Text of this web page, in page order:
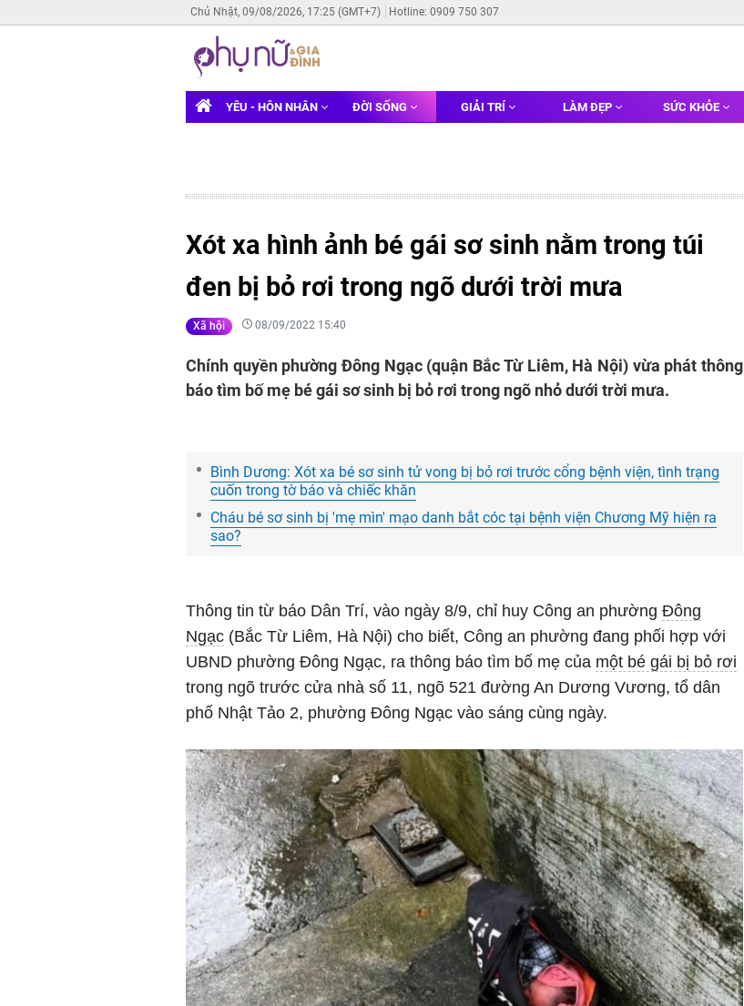
Chủ Nhật, 09/08/2026, 17:25 (GMT+7) Hotline: 0909 750 307
YÊU - HÔN NHÂN ĐỜI SỐNG GIẢI TRÍ LÀM ĐẸP SỨC KHỎE
Xót xa hình ảnh bé gái sơ sinh nằm trong túi
đen bị bỏ rơi trong ngõ dưới trời mưa
Xã hội 08/09/2022 15:40
Chính quyền phường Đông Ngạc (quận Bắc Từ Liêm, Hà Nội) vừa phát thông
báo tìm bố mẹ bé gái sơ sinh bị bỏ rơi trong ngõ nhỏ dưới trời mưa.
Bình Dương: Xót xa bé sơ sinh tử vong bị bỏ rơi trước cổng bệnh viện, tình trạng
cuốn trong tờ báo và chiếc khăn
Cháu bé sơ sinh bị 'mẹ mìn' mạo danh bắt cóc tại bệnh viện Chương Mỹ hiện ra
sao?
Thông tin từ báo Dân Trí, vào ngày 8/9, chỉ huy Công an phường Đông
Ngạc (Bắc Từ Liêm, Hà Nội) cho biết, Công an phường đang phối hợp với
UBND phường Đông Ngạc, ra thông báo tìm bố mẹ của một bé gái bị bỏ rơi
trong ngõ trước cửa nhà số 11, ngõ 521 đường An Dương Vương, tổ dân
phố Nhật Tảo 2, phường Đông Ngạc vào sáng cùng ngày.